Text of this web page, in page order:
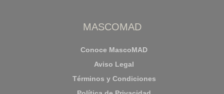
MASCOMAD
Conoce MascoMAD
Aviso Legal
Términos y Condiciones